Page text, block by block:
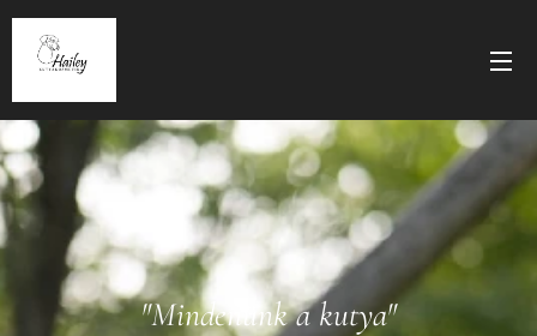
"Mindenünk a kutya"